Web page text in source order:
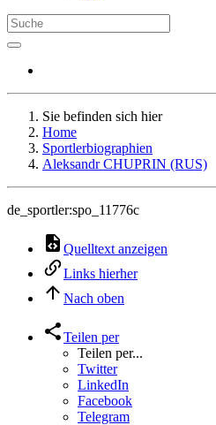
Sie befinden sich hier
Home
Sportlerbiographien
Aleksandr CHUPRIN (RUS)
de_sportler:spo_11776c
Quelltext anzeigen
Links hierher
Nach oben
Teilen per
Teilen per...
Twitter
LinkedIn
Facebook
Telegram